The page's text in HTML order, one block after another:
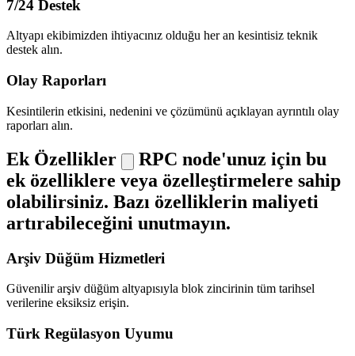
7/24 Destek
Altyapı ekibimizden ihtiyacınız olduğu her an kesintisiz teknik
destek alın.
Olay Raporları
Kesintilerin etkisini, nedenini ve çözümünü açıklayan ayrıntılı olay
raporları alın.
Ek Özellikler
RPC node'unuz için bu
ek özelliklere veya özelleştirmelere sahip
olabilirsiniz. Bazı özelliklerin maliyeti
artırabileceğini unutmayın.
Arşiv Düğüm Hizmetleri
Güvenilir arşiv düğüm altyapısıyla blok zincirinin tüm tarihsel
verilerine eksiksiz erişin.
Türk Regülasyon Uyumu